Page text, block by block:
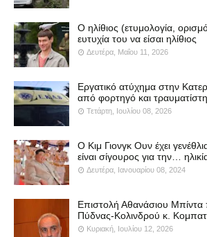
Ο ηλίθιος (ετυμολογία,
ευτυχία του να είσαι ηλίθιος
Δευτέρα, Μαΐου 11, 2026
Εργατικό ατύχημα στην
από φορτηγό και
Τετάρτη, Ιουλίου 08, 2026
Ο Κιμ Γιονγκ Ουν έχει
είναι σίγουρος για την…
Δευτέρα, Ιανουαρίου 08, 2024
Επιστολή Αθανάσιου
Πύδνας-Κολινδρού κ.
Κυριακή, Ιουλίου 12, 2026